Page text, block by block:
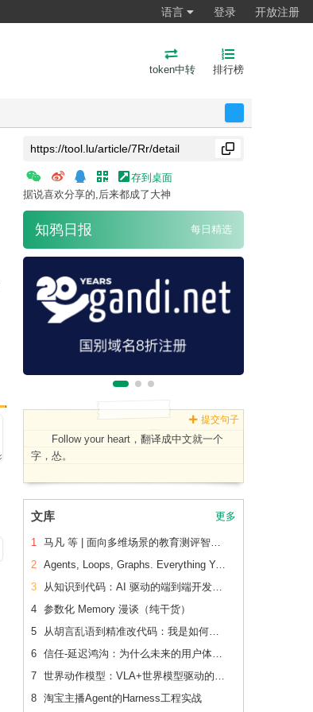
语言 登录 开放注册
token中转 排行榜
存到桌面
据说喜欢分享的,后来都成了大神
知鸦日报 每日精选
提交句子
Follow your heart，翻译成中文就一个
字，怂。
文库 更多
1
马凡 等 | 面向多维场景的教育测评智能体：开发应用与效果验证
2
Agents, Loops, Graphs. Everything You Need to Know in One Place.
3
从知识到代码：AI 驱动的端到端开发流水线（下篇）
4 参数化 Memory 漫谈（纯干货）
5
从胡言乱语到精准改代码：我是如何让 AI 读懂老项目的
6
信任-延迟鸿沟：为什么未来的用户体验会刻意变慢
7
世界动作模型：VLA+世界模型驱动的Physical AI 后训练范式跃迁
8 淘宝主播Agent的Harness工程实战